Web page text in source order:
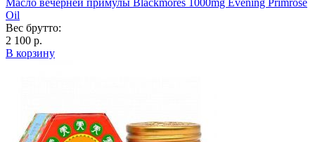
Oil
Вес брутто:
2 100 р.
В корзину